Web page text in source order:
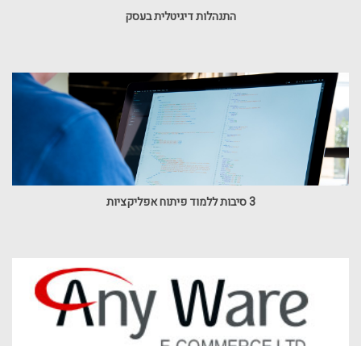
התנהלות דיגיטלית בעסק
3 סיבות ללמוד פיתוח אפליקציות